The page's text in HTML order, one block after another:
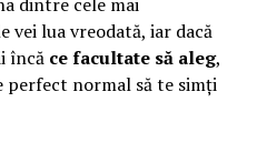
mai clar dorințele și
climat de încredere și
anxietății
vei lua vreodată, iar dacă
încă ce facultate să aleg,
perfect normal să te simți